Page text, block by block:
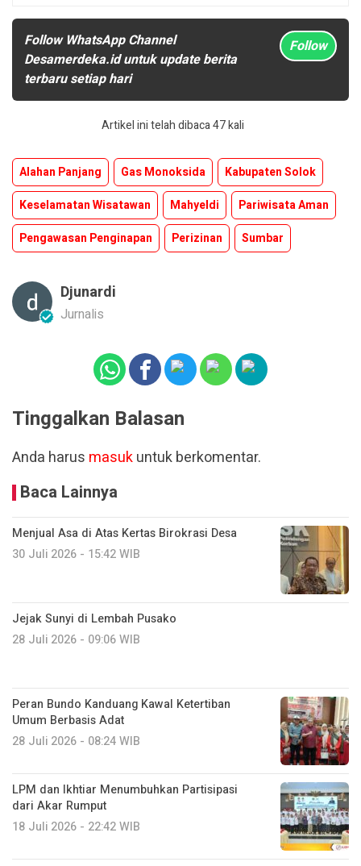
Follow WhatsApp Channel
Desamerdeka.id untuk update berita
terbaru setiap hari
Follow
Artikel ini telah dibaca 47 kali
Alahan Panjang Gas Monoksida
Kabupaten Solok
Keselamatan Wisatawan
Mahyeldi
Pariwisata Aman
Pengawasan Penginapan
Perizinan Sumbar
Djunardi
Jurnalis
Tinggalkan Balasan
Anda harus masukuntuk berkomentar.
Baca Lainnya
Menjual Asa di Atas Kertas Birokrasi Desa
30 Juli 2026 - 15:42 WIB
Jejak Sunyi di Lembah Pusako
28 Juli 2026 - 09:06 WIB
Peran Bundo Kanduang Kawal Ketertiban
Umum Berbasis Adat
28 Juli 2026 - 08:24 WIB
LPM dan Ikhtiar Menumbuhkan Partisipasi
dari Akar Rumput
18 Juli 2026 - 22:42 WIB